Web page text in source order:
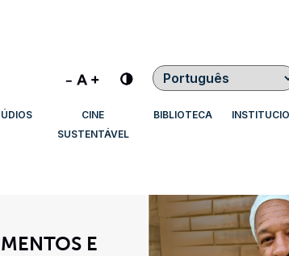
Contraste
CINE
SUSTENTÁVEL
BIBLIOTECA
E